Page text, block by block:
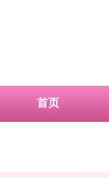
首页